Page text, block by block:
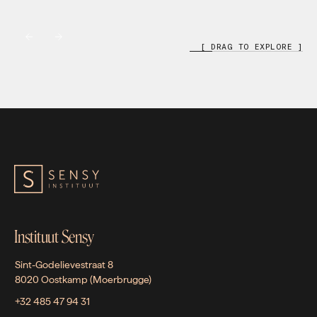
[ DRAG TO EXPLORE ]
Instituut Sensy
Sint-Godelievestraat 8
8020 Oostkamp (Moerbrugge)
+32 485 47 94 31